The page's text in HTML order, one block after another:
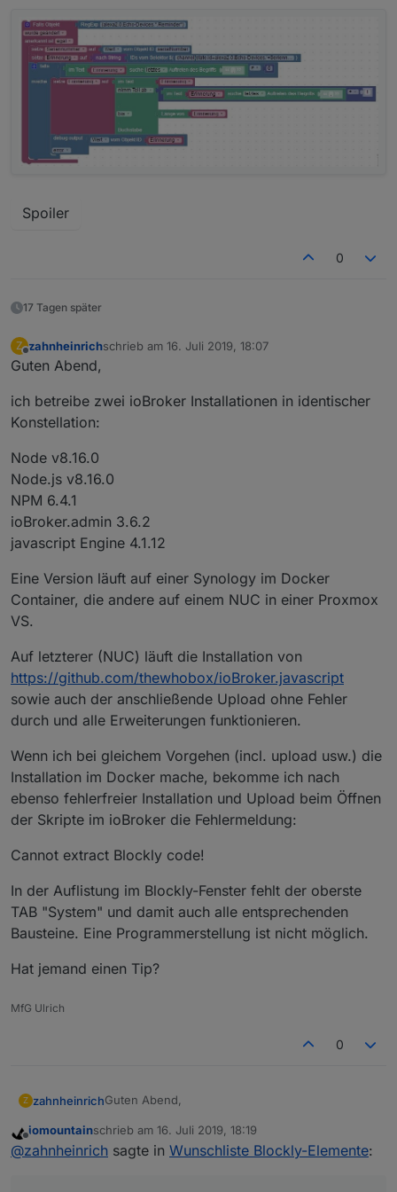
Spoiler
0
17 Tagen später
Z
Offline
zahnheinrichschrieb am 16. Juli 2019, 18:07
zuletzt editiert von
Guten Abend,
ich betreibe zwei ioBroker Installationen in identischer
Konstellation:
Node v8.16.0
Node.js v8.16.0
NPM 6.4.1
ioBroker.admin 3.6.2
javascript Engine 4.1.12
Eine Version läuft auf einer Synology im Docker
Container, die andere auf einem NUC in einer Proxmox
VS.
Auf letzterer (NUC) läuft die Installation von
https://github.com/thewhobox/ioBroker.javascript
sowie auch der anschließende Upload ohne Fehler
durch und alle Erweiterungen funktionieren.
Wenn ich bei gleichem Vorgehen (incl. upload usw.) die
Installation im Docker mache, bekomme ich nach
ebenso fehlerfreier Installation und Upload beim Öffnen
der Skripte im ioBroker die Fehlermeldung:
Cannot extract Blockly code!
In der Auflistung im Blockly-Fenster fehlt der oberste
TAB "System" und damit auch alle entsprechenden
Bausteine. Eine Programmerstellung ist nicht möglich.
Hat jemand einen Tip?
MfG Ulrich
0
Z zahnheinrichGuten Abend,
ich betreibe zwei ioBroker Installationen in
identischer Konstellation:
Offline
iomountainschrieb am 16. Juli 2019, 18:19
zuletzt editiert von
@zahnheinrich sagte in Wunschliste Blockly-Elemente: